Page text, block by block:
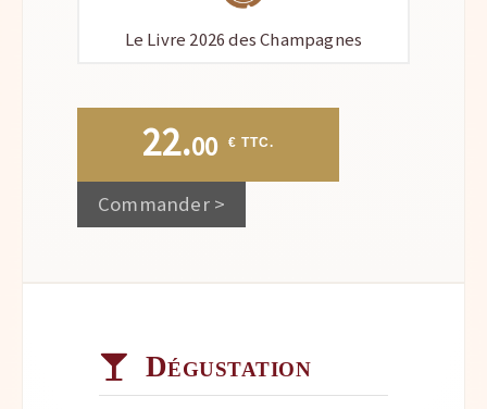
Le Livre 2026 des Champagnes
22.00  € TTC.
Commander >
Dégustation